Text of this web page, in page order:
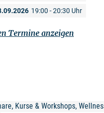
19:00 - 20:30 Uhr
Termine anzeigen
Kurse & Workshops,